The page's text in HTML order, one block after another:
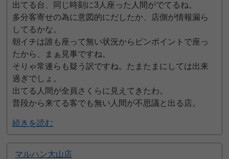
出てる台、同じ時刻に3人座った人間がでてるね。
多分客寄せの為に意図的にだしたか、店側が情報漏ら
してるかな。
朝イチは誰も座って無い状況からピンポイントで座っ
たから、まぁ見事ですね。
そりゃ常連らも疑う訳ですね。たまたまにしては出来
過ぎでしょ。
出てる人間が全員さくらに見えてきたわ。
普段から来てる客でも無い人間が不思議と出る店。
続きを読む
マルハン大山店